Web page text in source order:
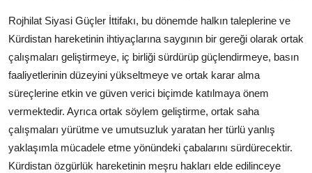
Rojhilat Siyasi Güçler İttifakı, bu dönemde halkın taleplerine ve
Kürdistan hareketinin ihtiyaçlarına saygının bir gereği olarak ortak
çalışmaları geliştirmeye, iç birliği sürdürüp güçlendirmeye, basın
faaliyetlerinin düzeyini yükseltmeye ve ortak karar alma
süreçlerine etkin ve güven verici biçimde katılmaya önem
vermektedir. Ayrıca ortak söylem geliştirme, ortak saha
çalışmaları yürütme ve umutsuzluk yaratan her türlü yanlış
yaklaşımla mücadele etme yönündeki çabalarını sürdürecektir.
Kürdistan özgürlük hareketinin meşru hakları elde edilinceye